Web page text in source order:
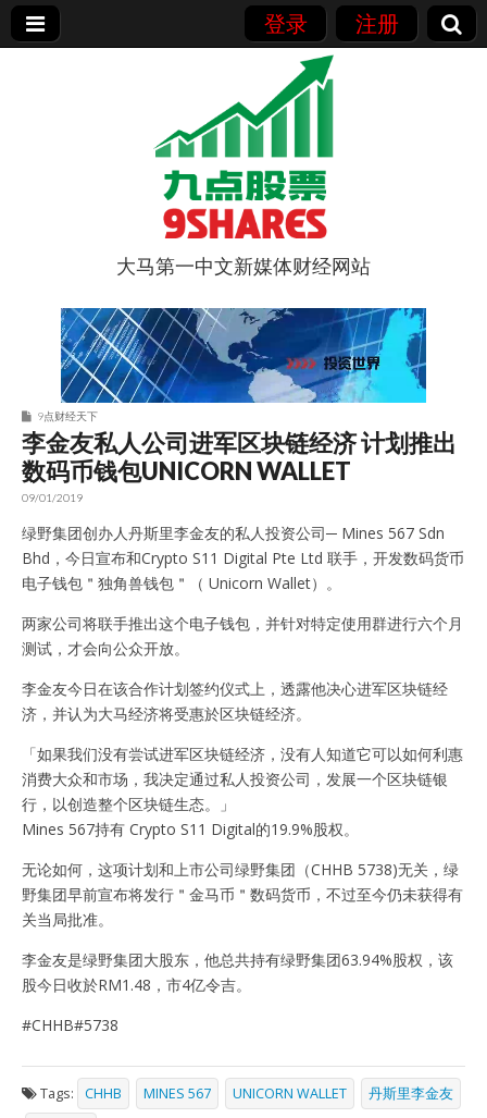
登录 注册
9点股票
大马第一中文新媒体财经网站
9点财经天下
李金友私人公司进军区块链经济 计划推出
数码币钱包UNICORN WALLET
09/01/2019
绿野集团创办人丹斯里李金友的私人投资公司─ Mines 567 Sdn
Bhd，今日宣布和Crypto S11 Digital Pte Ltd 联手，开发数码货币
电子钱包＂独角兽钱包＂（ Unicorn Wallet）。
两家公司将联手推出这个电子钱包，并针对特定使用群进行六个月
测试，才会向公众开放。
李金友今日在该合作计划签约仪式上，透露他决心进军区块链经
济，并认为大马经济将受惠於区块链经济。
「如果我们没有尝试进军区块链经济，没有人知道它可以如何利惠
消费大众和市场，我决定通过私人投资公司，发展一个区块链银
行，以创造整个区块链生态。」
Mines 567持有 Crypto S11 Digital的19.9%股权。
无论如何，这项计划和上市公司绿野集团（CHHB 5738)无关，绿
野集团早前宣布将发行＂金马币＂数码货币，不过至今仍未获得有
关当局批准。
李金友是绿野集团大股东，他总共持有绿野集团63.94%股权，该
股今日收於RM1.48，市4亿令吉。
#CHHB#5738
Tags: CHHB MINES 567 UNICORN WALLET
丹斯里李金友